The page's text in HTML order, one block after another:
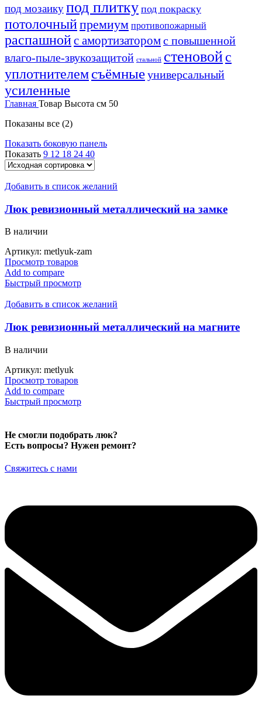
под мозаикупод плитку под покраску
потолочныйпремиум противопожарный
распашнойс амортизаторомс повышенной
влаго-пыле-звукозащитой стальной стеновойс
уплотнителемсъёмныеуниверсальный
усиленные
Главная Товар Высота см 50
Показаны все (2)
Показать боковую панель
Показать 9 12 18 24 40
Добавить в список желаний
Люк ревизионный металлический на замке
В наличии
Артикул: metlyuk-zam
Просмотр товаров
Add to compare
Быстрый просмотр
Добавить в список желаний
Люк ревизионный металлический на магните
В наличии
Артикул: metlyuk
Просмотр товаров
Add to compare
Быстрый просмотр
Не смогли подобрать люк?
Есть вопросы? Нужен ремонт?
Свяжитесь с нами